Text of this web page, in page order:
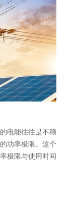
电能往往是不稳
功率极限。这个
极限与使用时间